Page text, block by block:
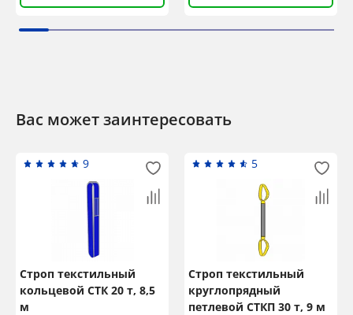
Вас может заинтересовать
9
Строп текстильный
кольцевой СТК 20 т, 8,5
м
5
Строп текстильный
круглопрядный
петлевой СТКП 30 т, 9 м